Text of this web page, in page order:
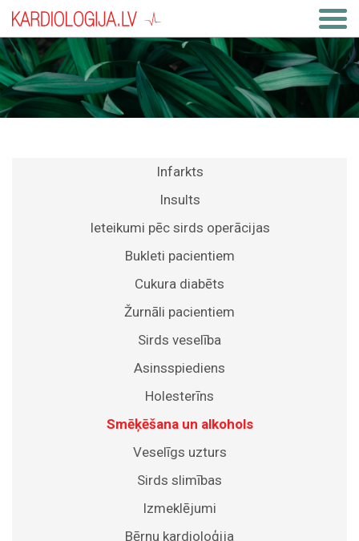
Infarkts
Insults
Ieteikumi pēc sirds operācijas
Bukleti pacientiem
Cukura diabēts
Žurnāli pacientiem
Sirds veselība
Asinsspiediens
Holesterīns
Smēķēšana un alkohols
Veselīgs uzturs
Sirds slimības
Izmeklējumi
Bērnu kardioloģija